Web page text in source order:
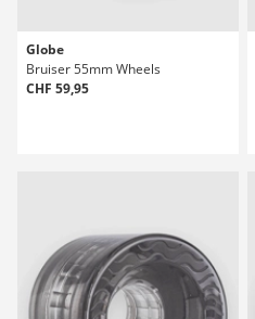
Globe
Bruiser 55mm Wheels
CHF 59,95